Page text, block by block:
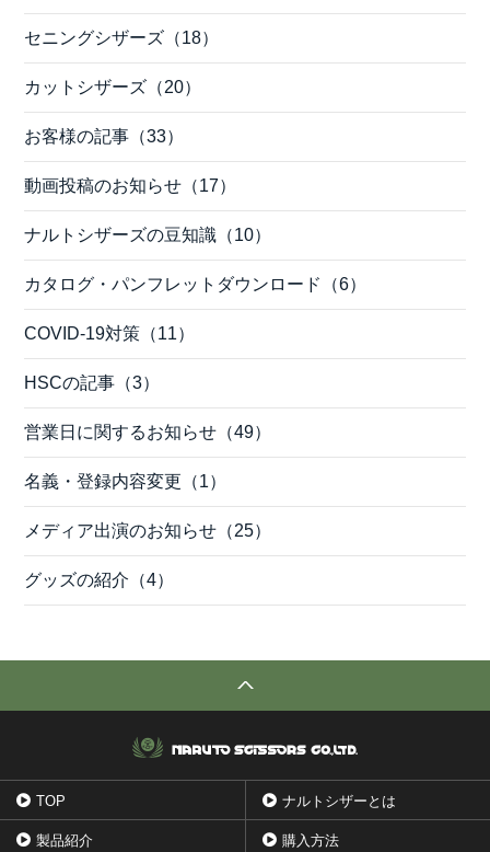
セニングシザーズ（18）
カットシザーズ（20）
お客様の記事（33）
動画投稿のお知らせ（17）
ナルトシザーズの豆知識（10）
カタログ・パンフレットダウンロード（6）
COVID-19対策（11）
HSCの記事（3）
営業日に関するお知らせ（49）
名義・登録内容変更（1）
メディア出演のお知らせ（25）
グッズの紹介（4）
TOP ナルトシザーとは
製品紹介 購入方法